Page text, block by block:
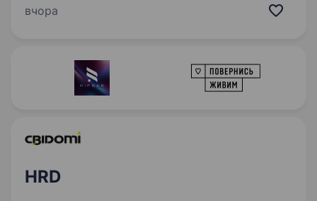
комплектуючими, фурнітурою, склопакетами
вчора
HRD